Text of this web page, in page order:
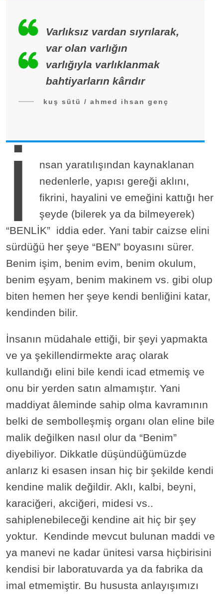
Varlıksız vardan sıyrılarak,
var olan varlığın
varlığıyla varlıklanmak
bahtiyarların kârıdır
kuş sütü / ahmed ihsan genç
İ
nsan yaratılışından kaynaklanan
nedenlerle, yapısı gereği aklını,
fikrini, hayalini ve emeğini kattığı her
şeyde (bilerek ya da bilmeyerek)
“BENLİK” iddia eder. Yani tabir caizse elini
sürdüğü her şeye “BEN” boyasını sürer.
Benim işim, benim evim, benim okulum,
benim eşyam, benim makinem vs. gibi olup
biten hemen her şeye kendi benliğini katar,
kendinden bilir.
İnsanın müdahale ettiği, bir şeyi yapmakta
ve ya şekillendirmekte araç olarak
kullandığı elini bile kendi icad etmemiş ve
onu bir yerden satın almamıştır. Yani
maddiyat âleminde sahip olma kavramının
belki de sembolleşmiş organı olan eline bile
malik değilken nasıl olur da “Benim”
diyebiliyor. Dikkatle düşündüğümüzde
anlarız ki esasen insan hiç bir şekilde kendi
kendine malik değildir. Aklı, kalbi, beyni,
karaciğeri, akciğeri, midesi vs..
sahiplenebileceği kendine ait hiç bir şey
yoktur. Kendinde mevcut bulunan maddi ve
ya manevi ne kadar ünitesi varsa hiçbirisini
kendisi bir laboratuvarda ya da fabrika da
imal etmemiştir. Bu hususta anlayışımızı